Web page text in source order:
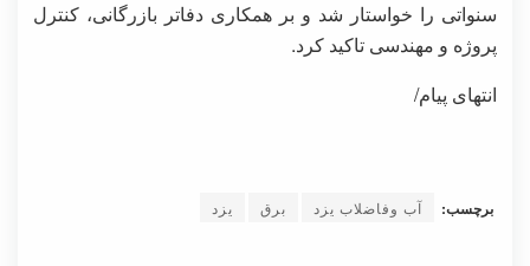
سنواتی را خواستار شد و بر همکاری دفاتر بازرگانی، کنترل
پروژه و مهندسی تاکید کرد.
انتهای پیام/
برچسب: آب وفاضلاب یزد برق یزد